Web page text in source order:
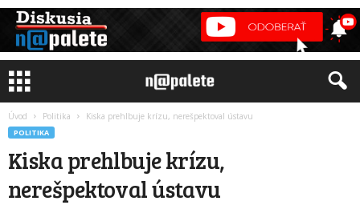
Úvod Politika Kiska prehlbuje krízu, nerešpektoval ústavu
POLITIKA
Kiska prehlbuje krízu,
nerešpektoval ústavu